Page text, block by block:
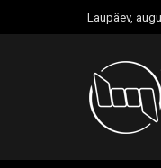
Laupäev,